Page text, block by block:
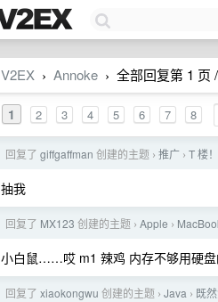
V2EX › Annoke › 全部回复第 1 页
1 2 3 4 5 6 7 8
回复了 giffgaffman 创建的主题 › 推广 › T 楼
抽我
回复了 MX123 创建的主题 › Apple ›
小白鼠……哎 m1 辣鸡 内存不够用硬盘
回复了 xiaokongwu 创建的主题 › Java › 既